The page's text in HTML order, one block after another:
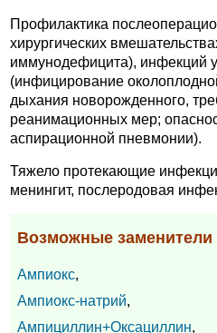
Профилактика
хирургических
иммунодефицита), инфекций
(инфицирование
дыхания новорожденного,
реанимационных мер;
аспирационной пневмонии).
Тяжело протекающие
менингит, послеродовая
Возможные заменители
Ампиокс,
Ампиокс-натрий,
Ампициллин+Оксациллин,